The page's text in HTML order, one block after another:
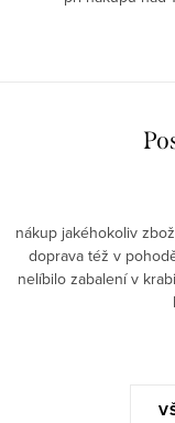
nákup jakéhokoliv
doprava též v
nelíbilo zabalení v